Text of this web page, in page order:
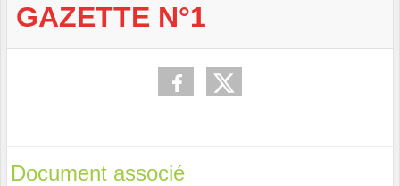
GAZETTE N°1
Document associé